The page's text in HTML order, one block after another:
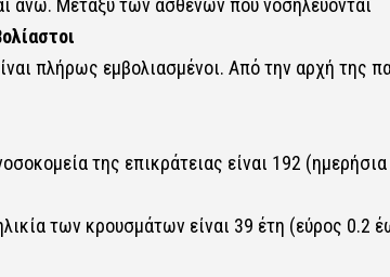
άνω. Μεταξύ των ασθενών που νοσηλεύονται
πλήρως εμβολιασμένοι. Από την αρχή της
της επικράτειας είναι 192
των κρουσμάτων είναι 39 έτη (εύρος 0.2